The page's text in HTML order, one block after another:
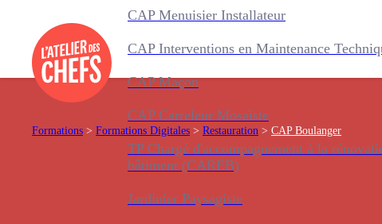
CAP Menuisier Installateur
CAP Interventions en Maintenance
CAP Maçon
CAP Carreleur Mosaïste
TP Chargé d'accompagnement à la
bâtiment (CAREB)
Jardinier Paysagiste
Formations > Formations Digitales > Restauration > CAP Boulanger